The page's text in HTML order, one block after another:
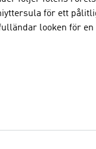
för ett
looken för